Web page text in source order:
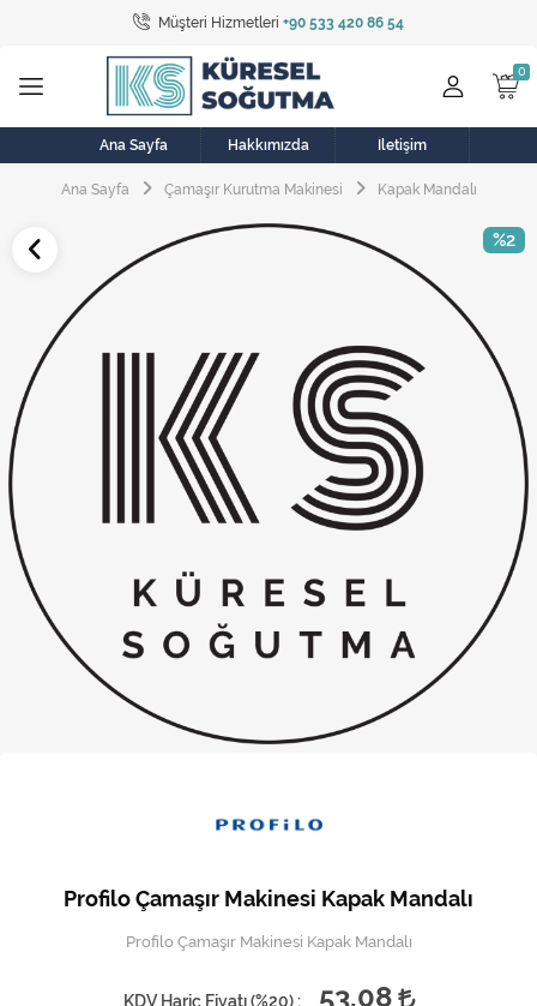
Müşteri Hizmetleri +90 533 420 86 54
Tüm Kategoriler
Bulaşık Makinesi
Buzdolabı
Çamaşır Kurutma Makinesi
Elektrikli Aksamlar
Elektrikli Süpürge
Fan
Fırın, Ocak ve Aspiratör
Klima
Kombi
Musluk
Ana Sayfa Hakkımızda İletişim
Ana Sayfa Çamaşır Kurutma Makinesi Kapak Mandalı
%2
Profilo Çamaşır Makinesi Kapak Mandalı
Profilo Çamaşır Makinesi Kapak Mandalı
KDV Hariç Fiyatı (%20) :
53,08